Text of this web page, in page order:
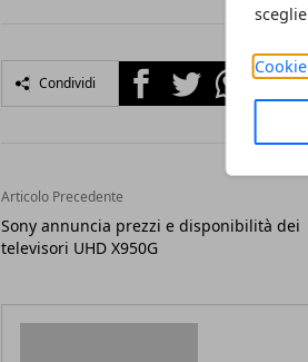
Condividi FacebookTwitterWhatsapp
Articolo Precedente
Sony annuncia prezzi e disponibilità dei
televisori UHD X950G